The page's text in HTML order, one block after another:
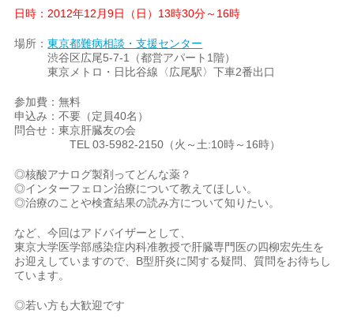
日時：2012年12月9日（日）13時30分～16時
場所：東京都難病相談・支援センター
渋谷区広尾5-7-1（都営アパート1階）
東京メトロ・日比谷線〈広尾駅〉下車2番出口
参加費：無料
申込み：不要（定員40名）
問合せ：東京肝臓友の会
TEL 03-5982-2150（火～土:10時～16時）
◎核酸アナログ製剤ってどんな薬？
◎インターフェロン治療について教えてほしい。
◎治療のことや検査結果の読み方について知りたい。
など、今回はアドバイザーとして、
東京大学医学部感染症内科准教授で肝臓専門医の四柳宏先生を
お迎えしていますので、B型肝炎に関する疑問、質問をお待ちし
ています。
◎若い方も大歓迎です